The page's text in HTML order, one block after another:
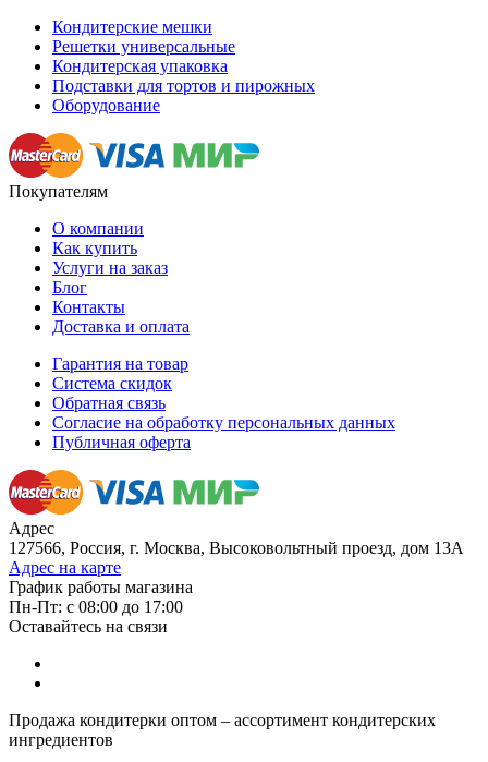
Кондитерские мешки
Решетки универсальные
Кондитерская упаковка
Подставки для тортов и пирожных
Оборудование
Покупателям
О компании
Как купить
Услуги на заказ
Блог
Контакты
Доставка и оплата
Гарантия на товар
Система скидок
Обратная связь
Согласие на обработку персональных данных
Публичная оферта
Адрес
127566, Россия, г. Москва, Высоковольтный проезд, дом 13А
Адрес на карте
График работы магазина
Пн-Пт: с 08:00 до 17:00
Оставайтесь на связи
Продажа кондитерки оптом – ассортимент кондитерских
ингредиентов